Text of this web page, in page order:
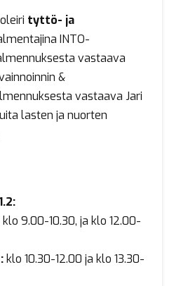
tyttö- ja
INTO-
vastaava
&
vastaava Jari
lasten ja nuorten
klo 9.00-10.30, ja klo 12.00-
klo 10.30-12.00 ja klo 13.30-